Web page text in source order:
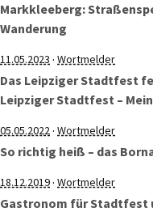
Markkleeberg:
Wanderung
11.05.2023 · Wortmelder
Das Leipziger Stadtfest
Leipziger Stadtfest –
05.05.2022· Wortmelder
So richtig heiß – das
18.12.2019· Wortmelder
Gastronom für Stadtfest